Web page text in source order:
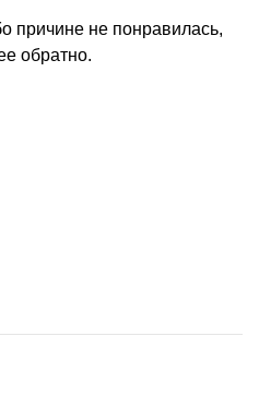
причине не понравилась,
обратно.